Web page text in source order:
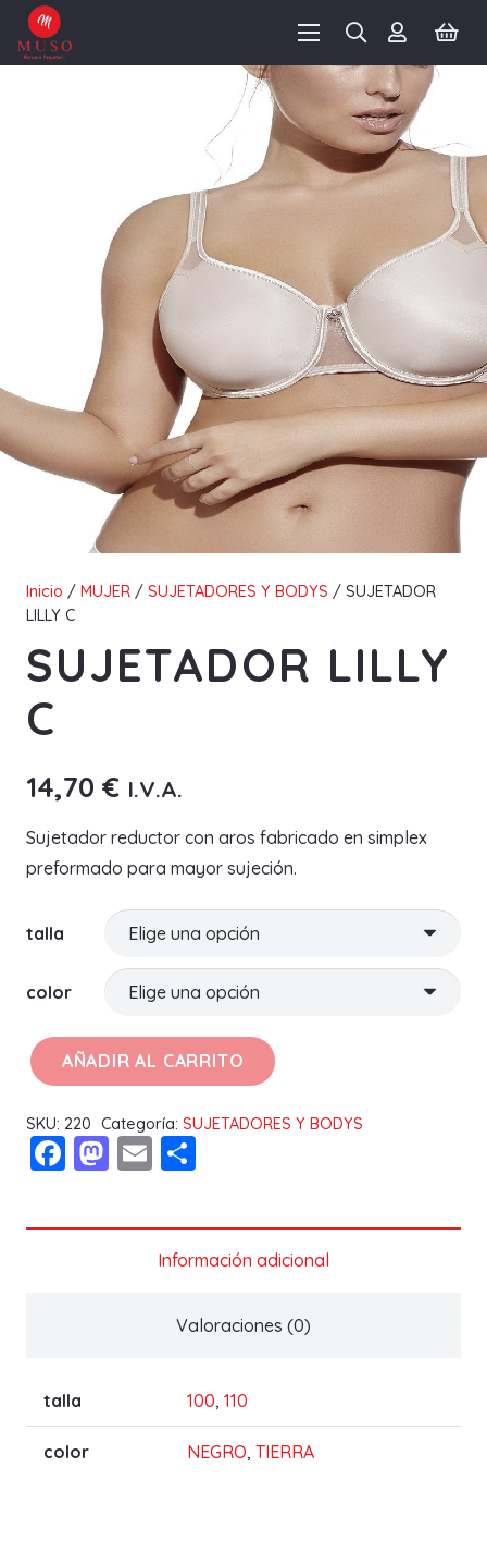
Inicio / MUJER / SUJETADORES Y BODYS / SUJETADOR
LILLY C
SUJETADOR LILLY
C
14,70 € I.V.A.
Sujetador reductor con aros fabricado en simplex
preformado para mayor sujeción.
talla
color
SUJETADOR
C
cantidad
AÑADIR AL CARRITO
SKU: 220 Categoría: SUJETADORES Y BODYS
Facebook
Mastodon
Email
Información adicional
Valoraciones (0)
talla 100, 110
color NEGRO, TIERRA